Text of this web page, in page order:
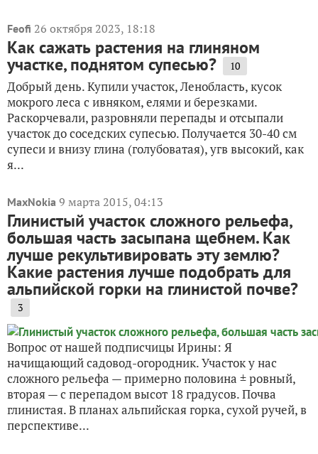
Feofi 26 октября 2023, 18:18
Как сажать растения на глиняном
участке, поднятом супесью? 10
Добрый день. Купили участок, Ленобласть, кусок
мокрого леса с ивняком, елями и березками.
Раскорчевали, разровняли перепады и отсыпали
участок до соседских супесью. Получается 30-40 см
супеси и внизу глина (голубоватая), угв высокий, как
я...
MaxNokia 9 марта 2015, 04:13
Глинистый участок сложного рельефа,
большая часть засыпана щебнем. Как
лучше рекультивировать эту землю?
Какие растения лучше подобрать для
альпийской горки на глинистой почве?
3
Вопрос от нашей подписчицы Ирины: Я
начищающий садовод-огородник. Участок у нас
сложного рельефа — примерно половина ± ровный,
вторая — с перепадом высот 18 градусов. Почва
глинистая. В планах альпийская горка, сухой ручей, в
перспективе...